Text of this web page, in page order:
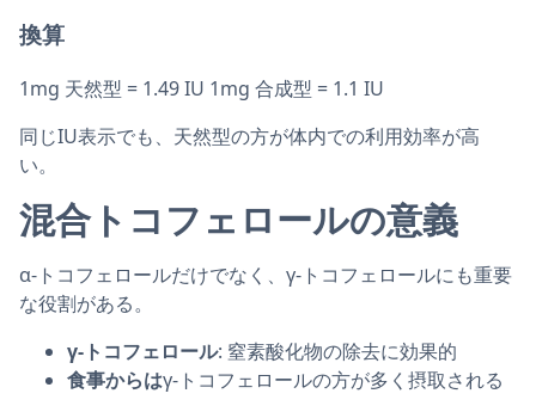
換算
1mg 天然型 = 1.49 IU 1mg 合成型 = 1.1 IU
同じIU表示でも、天然型の方が体内での利用効率が高
い。
混合トコフェロールの意義
α-トコフェロールだけでなく、γ-トコフェロールにも重要
な役割がある。
γ-トコフェロール: 窒素酸化物の除去に効果的
食事からはγ-トコフェロールの方が多く摂取される